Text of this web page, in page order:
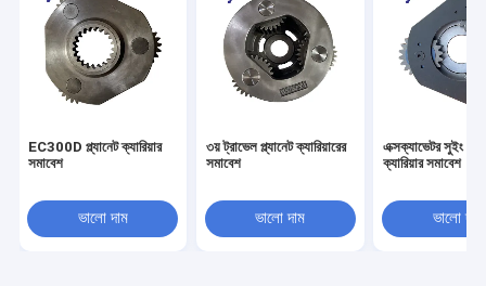
EC300D প্ল্যানেট ক্যারিয়ার
সমাবেশ
ভালো দাম
৩য় ট্রাভেল প্ল্যানেট ক্যারিয়ারের
সমাবেশ
ভালো দাম
এক্সক্যাভেটর সুইং
ক্যারিয়ার সমাবেশ
ভালো দাম